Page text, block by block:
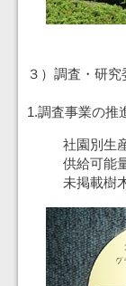
３）調査・研究
1.調査事業の推
社園別生
供給可能
未掲載樹